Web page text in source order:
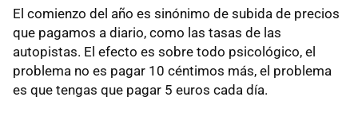
El comienzo del año es sinónimo de subida de precios
que pagamos a diario, como las tasas de las
autopistas. El efecto es sobre todo psicológico, el
problema no es pagar 10 céntimos más, el problema
es que tengas que pagar 5 euros cada día.